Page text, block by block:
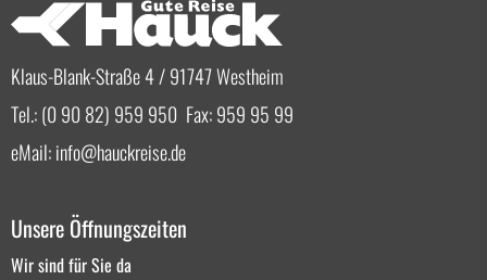
Klaus-Blank-Straße 4 / 91747 Westheim
Tel.: (0 90 82) 959 950 Fax: 959 95 99
eMail:info hauckreise.de
Unsere Öffnungszeiten
Wir sind für Sie da